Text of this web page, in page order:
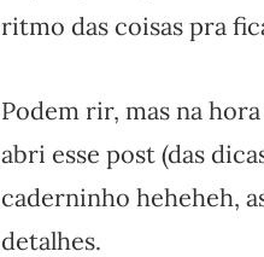
ritmo das coisas pra
Podem rir, mas na
abri esse post (das
caderninho heheheh,
detalhes.